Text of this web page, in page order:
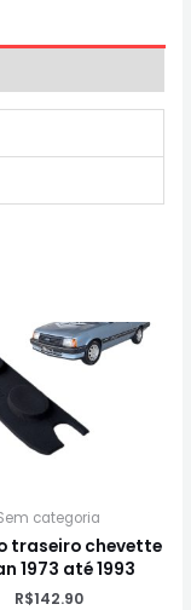
categoria
traseiro chevette
1973 até 1993
R$142.90